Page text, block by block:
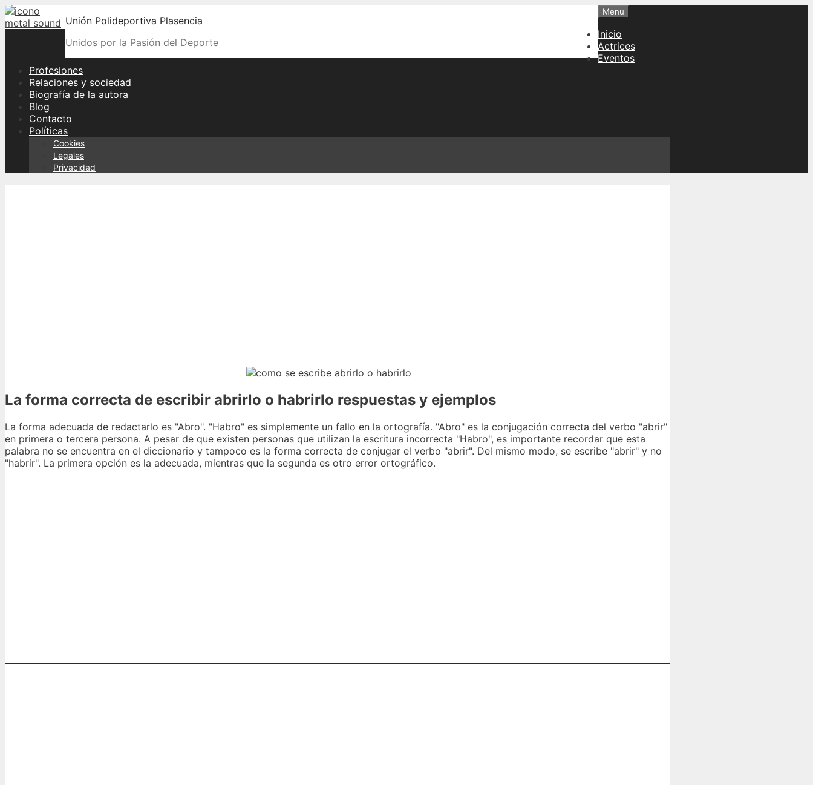
Skip
to
Unión Polideportiva Plasencia
Unidos por la Pasión del Deporte
Menu
Inicio
Actrices
Eventos
Profesiones
Relaciones y sociedad
Biografía de la autora
Blog
Contacto
Políticas
Cookies
Legales
Privacidad
La forma correcta de escribir abrirlo o habrirlo respuestas y ejemplos
La forma adecuada de redactarlo es "Abro". "Habro" es simplemente un fallo en la ortografía. "Abro" es la conjugación correcta del verbo "abrir"
en primera o tercera persona. A pesar de que existen personas que utilizan la escritura incorrecta "Habro", es importante recordar que esta
palabra no se encuentra en el diccionario y tampoco es la forma correcta de conjugar el verbo "abrir". Del mismo modo, se escribe "abrir" y no
"habrir". La primera opción es la adecuada, mientras que la segunda es otro error ortográfico.